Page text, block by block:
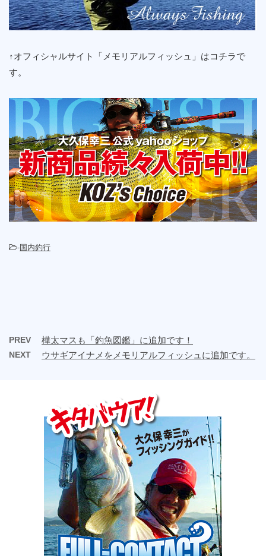
↑オフィシャルサイト「メモリアルフィッシュ」はコチラで
す。
-国内釣行
PREV 樺太マスも「釣魚図鑑」に追加です！
NEXT ウサギアイナメをメモリアルフィッシュに追加です。